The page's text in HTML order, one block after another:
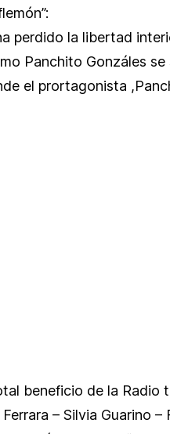
perdido la libertad
Panchito Gonzáles
el prortagonista
beneficio de la Radio
– Silvia Guarino